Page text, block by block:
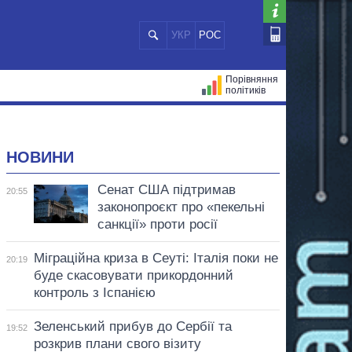
УКР РОС
Порівняння
політиків
НОВИНИ
20:55
Сенат США підтримав
законопроєкт про «пекельні
санкції» проти росії
20:19
Міграційна криза в Сеуті: Італія поки не
буде скасовувати прикордонний
контроль з Іспанією
19:52
Зеленський прибув до Сербії та
розкрив плани свого візиту